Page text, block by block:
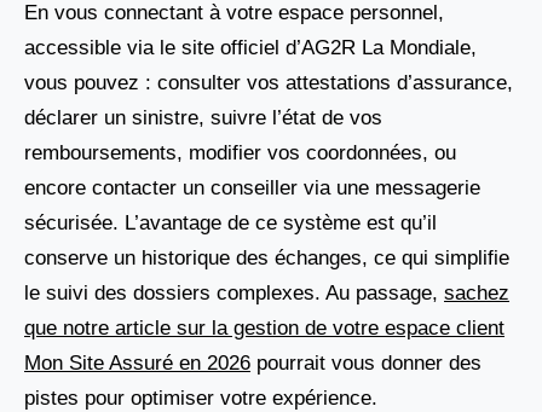
En vous connectant à votre espace personnel,
accessible via le site officiel d’AG2R La Mondiale,
vous pouvez : consulter vos attestations d’assurance,
déclarer un sinistre, suivre l’état de vos
remboursements, modifier vos coordonnées, ou
encore contacter un conseiller via une messagerie
sécurisée. L’avantage de ce système est qu’il
conserve un historique des échanges, ce qui simplifie
le suivi des dossiers complexes. Au passage, sachez
que notre article sur la gestion de votre espace client
Mon Site Assuré en 2026 pourrait vous donner des
pistes pour optimiser votre expérience.